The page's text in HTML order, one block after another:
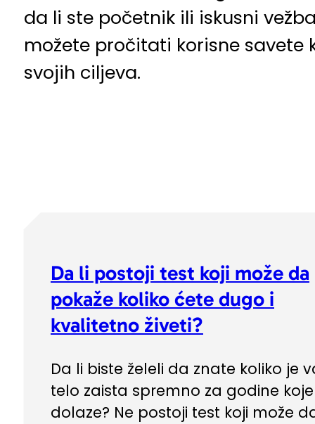
da li ste početnik ili iskusni
možete pročitati korisne savete
svojih ciljeva.
Da li postoji test koji može da
pokaže koliko ćete dugo i
kvalitetno živeti?
Da li biste želeli da znate koliko je
telo zaista spremno za godine koje
dolaze? Ne postoji test koji može